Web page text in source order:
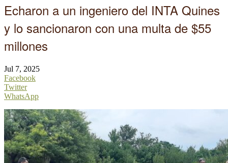
Echaron a un ingeniero del INTA Quines
y lo sancionaron con una multa de $55
millones
Jul 7, 2025
Facebook
Twitter
WhatsApp